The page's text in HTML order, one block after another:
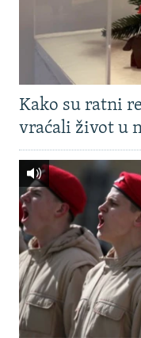
Kako su ratni
vraćali život u